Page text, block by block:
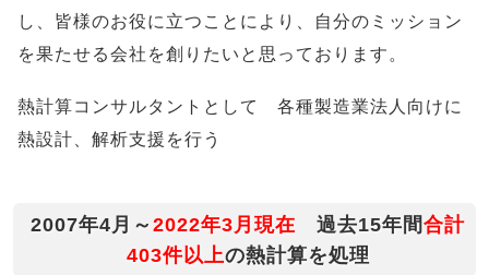
し、皆様のお役に立つことにより、自分のミッション
を果たせる会社を創りたいと思っております。
熱計算コンサルタントとして 各種製造業法人向けに
熱設計、解析支援を行う
2007年4月～ 2022年3月現在 過去15年間合計
403件以上の熱計算を処理